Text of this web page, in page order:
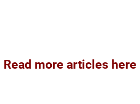
Read more articles here